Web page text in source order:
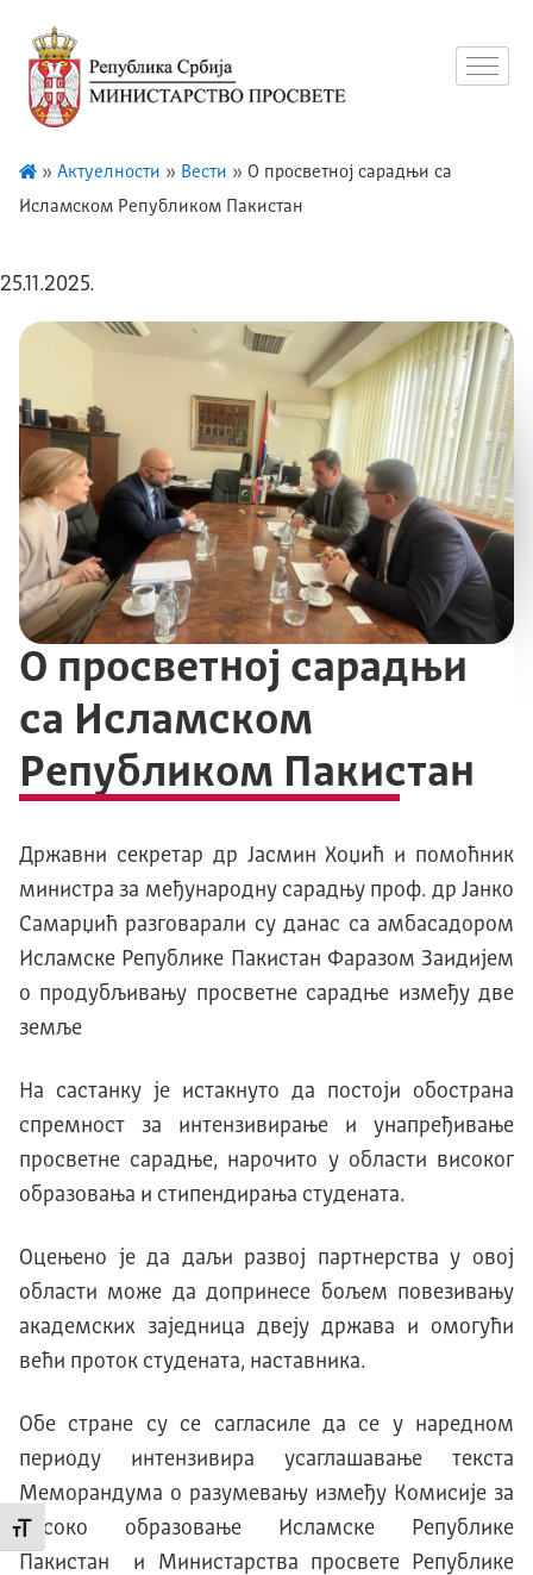
Промени величину слова
» Актуелности » Вести » О просветној сарадњи са
Исламском Републиком Пакистан
25.11.2025.
О просветној сарадњи
са Исламском
Републиком Пакистан
Државни секретар др Јасмин Хоџић и помоћник
министра за међународну сарадњу проф. др Јанко
Самарџић разговарали су данас са амбасадором
Исламске Републике Пакистан Фаразом Заидијем
о продубљивању просветне сарадње између две
земље
На састанку је истакнуто да постоји обострана
спремност за интензивирање и унапређивање
просветне сарадње, нарочито у области високог
образовања и стипендирања студената.
Оцењено је да даљи развој партнерства у овој
области може да допринесе бољем повезивању
академских заједница двеју држава и омогући
већи проток студената, наставника.
Обе стране су се сагласиле да се у наредном
периоду интензивира усаглашавање текста
Меморандума о разумевању између Комисије за
високо образовање Исламске Републике
Пакистан и Министарства просвете Републике